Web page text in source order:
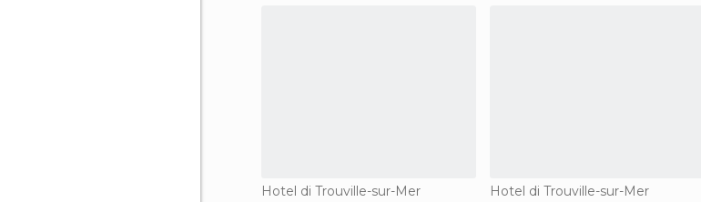
Hotel di Trouville-sur-Mer
Hotel di Trouville-sur-Mer